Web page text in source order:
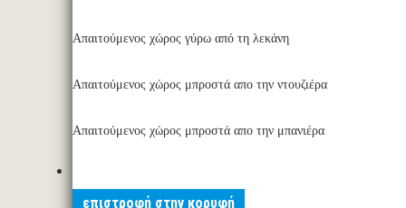
Απαιτούμενος χώρος γύρω από τη λεκάνη
Απαιτούμενος χώρος μπροστά απο την ντουζιέρα
Απαιτούμενος χώρος μπροστά απο την μπανιέρα
επιστροφή στην κορυφή